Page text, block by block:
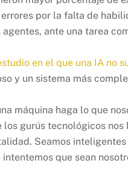
por la falta de
ante una tarea
en el que una IA no
y un sistema más
máquina haga lo que
gurús tecnológicos
Seamos
que sean